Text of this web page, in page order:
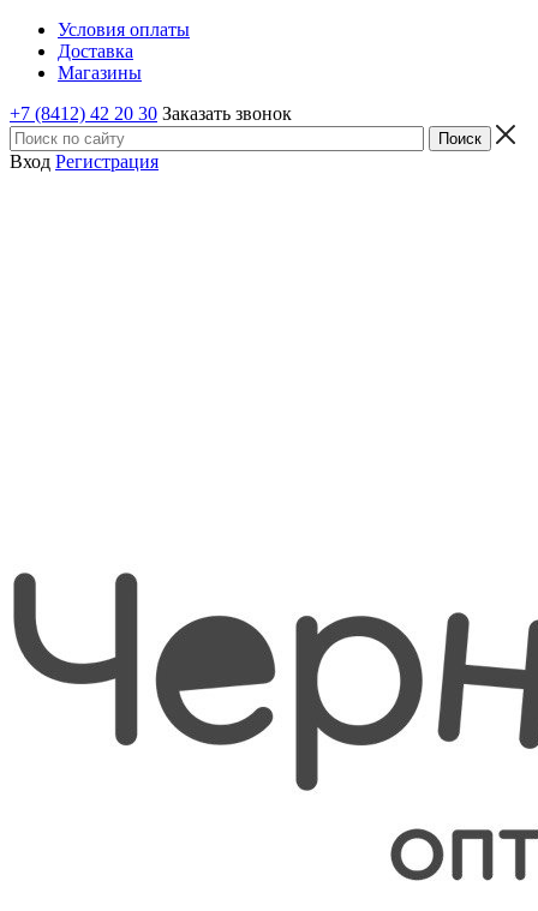
Условия оплаты
Доставка
Магазины
+7 (8412) 42 20 30 Заказать звонок
Вход Регистрация